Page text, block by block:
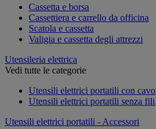
Cassetta e borsa
Cassettiera e carrello da officina
Scatola e cassetta
Valigia e cassetta degli attrezzi
Utensileria elettrica
Vedi tutte le categorie
Utensili elettrici portatili con cavo
Utensili elettrici portatili senza fili
Utensili elettrici portatili - Accessori